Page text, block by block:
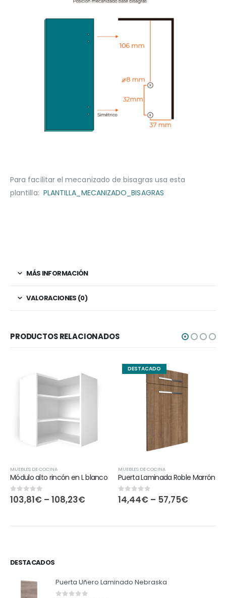
Para facilitar el mecanizado de bisagras usa esta
plantilla: PLANTILLA_MECANIZADO_BISAGRAS
MÁS INFORMACIÓN
VALORACIONES (0)
PRODUCTOS RELACIONADOS
MUEBLES DE COCINA
Módulo alto rincón en L blanco
0out of 5
103,81€ – 108,23€
DESTACADO
MUEBLES DE COCINA
Puerta Laminada Roble Marrón
0 out of 5
14,44€ – 57,75€
DESTACADOS
Puerta Uñero Laminado Nebraska